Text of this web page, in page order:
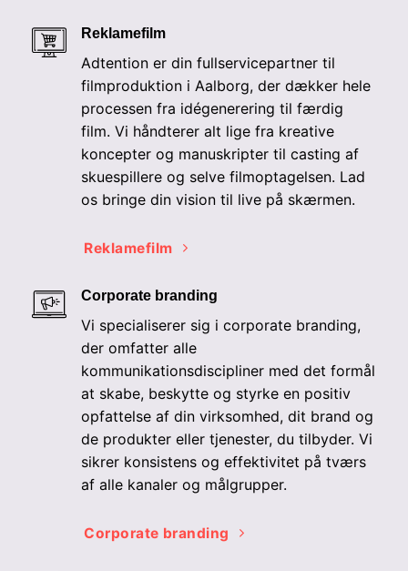
Reklamefilm
Adtention er din fullservicepartner til
filmproduktion i Aalborg, der dækker hele
processen fra idégenerering til færdig
film. Vi håndterer alt lige fra kreative
koncepter og manuskripter til casting af
skuespillere og selve filmoptagelsen. Lad
os bringe din vision til live på skærmen.
Reklamefilm
Corporate branding
Vi specialiserer sig i corporate branding,
der omfatter alle
kommunikationsdiscipliner med det formål
at skabe, beskytte og styrke en positiv
opfattelse af din virksomhed, dit brand og
de produkter eller tjenester, du tilbyder. Vi
sikrer konsistens og effektivitet på tværs
af alle kanaler og målgrupper.
Corporate branding